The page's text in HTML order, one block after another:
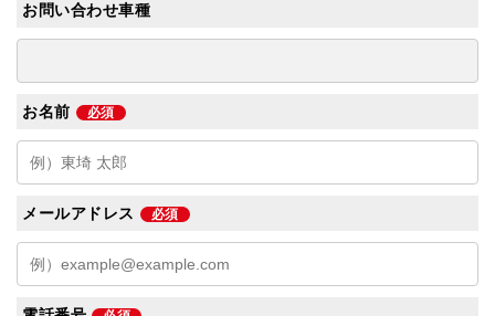
お問い合わせ車種
お名前 必須
メールアドレス 必須